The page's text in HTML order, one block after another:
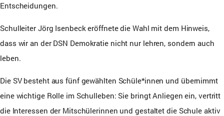
Entscheidungen.
Schulleiter Jörg Isenbeck eröffnete die Wahl mit dem Hinweis,
dass wir an der DSN Demokratie nicht nur lehren, sondern auch
leben.
Die SV besteht aus fünf gewählten Schüle*innen und übernimmt
eine wichtige Rolle im Schulleben: Sie bringt Anliegen ein, vertritt
die Interessen der Mitschülerinnen und gestaltet die Schule aktiv